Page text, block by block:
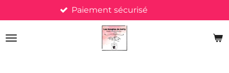
au
contenu
Paiement sécurisé